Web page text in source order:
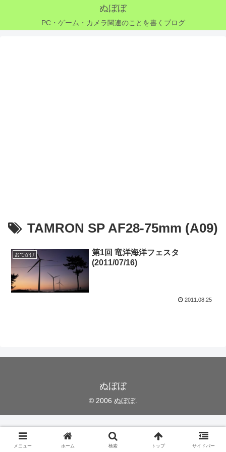
ぬぼぼ
PC・ゲーム・カメラ関連のことを書くブログ
TAMRON SP AF28-75mm (A09)
おでかけ
第1回 竜洋海洋フェスタ
(2011/07/16)
2011.08.25
ぬぼぼ
© 2006 ぬぼぼ.
メニュー ホーム 検索 トップ サイドバー